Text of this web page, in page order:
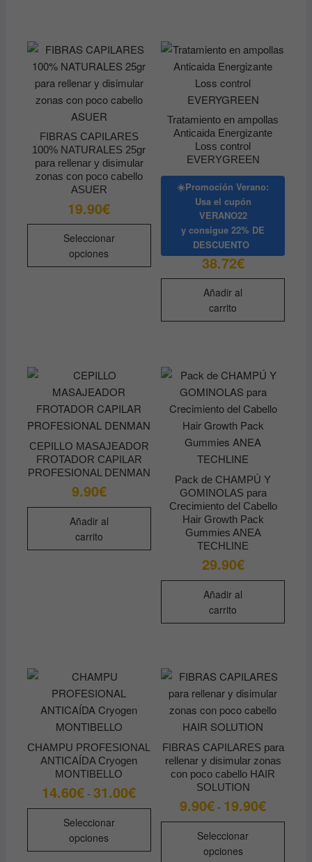
FIBRAS CAPILARES
100% NATURALES 25gr
para rellenar y disimular
zonas con poco cabello
ASUER
19.90€
Seleccionar
opciones
Este
múltiples
elegir
Tratamiento en ampollas
Anticaida Energizante
Loss control
EVERYGREEN
☀️Promoción Verano:
Usa el cupón
VERANO22
y consigue 22% DE
DESCUENTO
38.72€
Añadir al
carrito
CEPILLO MASAJEADOR
FROTADOR CAPILAR
PROFESIONAL DENMAN
9.90€
Añadir al
carrito
Pack de CHAMPÚ Y
GOMINOLAS para
Crecimiento del Cabello
Hair Growth Pack
Gummies ANEA
TECHLINE
29.90€
Añadir al
carrito
CHAMPU PROFESIONAL
ANTICAÍDA Cryogen
MONTIBELLO
14.60€ - 31.00€Rango
de
precios:
desde
31.00€
Seleccionar
opciones
Este
FIBRAS CAPILARES para
rellenar y disimular zonas
con poco cabello HAIR
SOLUTION
9.90€ - 19.90€Rango
de
precios:
Seleccionar
opciones
Este